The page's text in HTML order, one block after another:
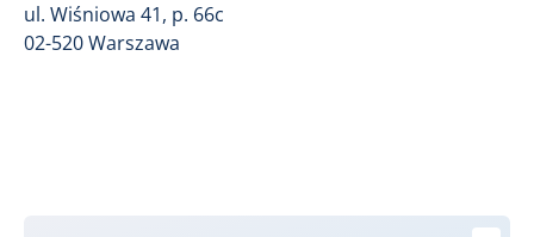
ul. Wiśniowa 41, p. 66c
02-520 Warszawa